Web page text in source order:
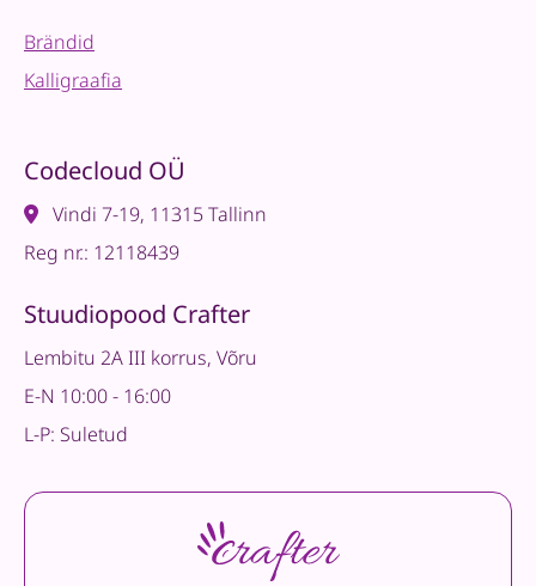
Brändid
Kalligraafia
Codecloud OÜ
Vindi 7-19, 11315 Tallinn
Reg nr.: 12118439
Stuudiopood Crafter
Lembitu 2A III korrus, Võru
E-N 10:00 - 16:00
L-P: Suletud